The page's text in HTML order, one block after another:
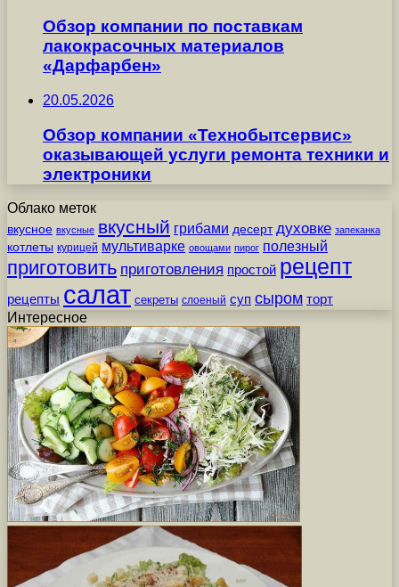
Обзор компании по поставкам
лакокрасочных материалов
«Дарфарбен»
20.05.2026
Обзор компании «Технобытсервис»
оказывающей услуги ремонта техники и
электроники
Облако меток
вкусное вкусные вкусный грибами десерт духовке запеканка
котлеты курицей мультиварке овощами пирог полезный
приготовить приготовления простой рецепт
рецепты салат секреты слоеный суп сыром торт
Интересное